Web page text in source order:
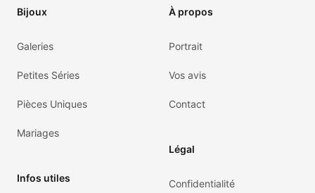
Bijoux
Galeries
Petites Séries
Pièces Uniques
Mariages
Infos utiles
À propos
Portrait
Vos avis
Contact
Légal
Confidentialité